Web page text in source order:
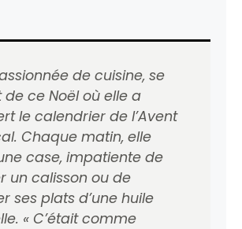
de cuisine, se
de ce Noël où elle a
le calendrier de l’Avent
Chaque matin, elle
case, impatiente de
un calisson ou de
ses plats d’une huile
« C’était comme